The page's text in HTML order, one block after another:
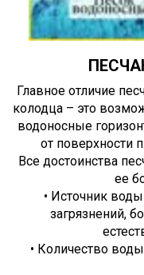
Главное отличие
колодца – это
водоносные
от поверхности
Все достоинства
ее
• Источник
загрязнений,
• Количество